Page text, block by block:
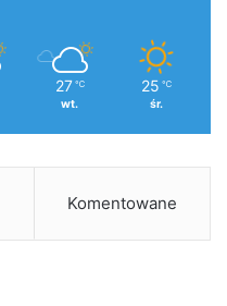
27 ℃
wt.
25 ℃
śr.
Komentowane